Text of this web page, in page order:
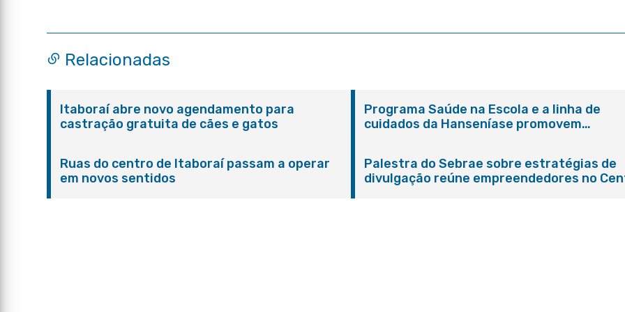
Relacionadas
Itaboraí abre novo agendamento para
castração gratuita de cães e gatos
Programa Saúde na Escola e a linha de
cuidados da Hanseníase promovem
Ruas do centro de Itaboraí passam a operar
em novos sentidos
Palestra do Sebrae sobre estratégias de
divulgação reúne empreendedores no